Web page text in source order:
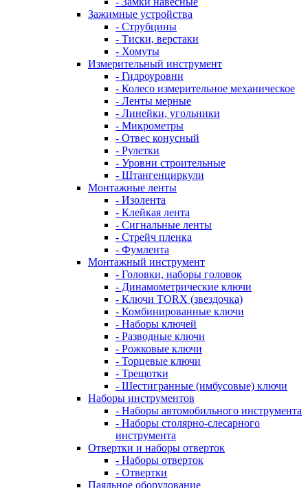
Зажимные устройства
- Струбцины
- Тиски, верстаки
- Хомуты
Измерительный инструмент
- Гидроуровни
- Колесо измерительное механическое
- Ленты мерные
- Линейки, угольники
- Микрометры
- Отвес конусный
- Рулетки
- Уровни строительные
- Штангенциркули
Монтажные ленты
- Изолента
- Клейкая лента
- Сигнальные ленты
- Стрейч пленка
- Фумлента
Монтажный инструмент
- Головки, наборы головок
- Динамометрические ключи
- Ключи TORX (звездочка)
- Комбинированные ключи
- Наборы ключей
- Разводные ключи
- Рожковые ключи
- Торцевые ключи
- Трещотки
- Шестигранные (имбусовые) ключи
Наборы инструментов
- Наборы автомобильного инструмента
- Наборы столярно-слесарного
инструмента
Отвертки и наборы отверток
- Наборы отверток
- Отвертки
Паяльное оборудование